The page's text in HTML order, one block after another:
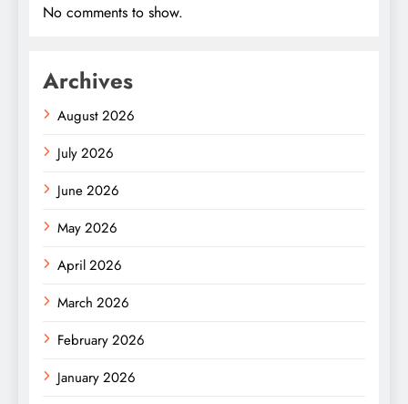
No comments to show.
Archives
August 2026
July 2026
June 2026
May 2026
April 2026
March 2026
February 2026
January 2026